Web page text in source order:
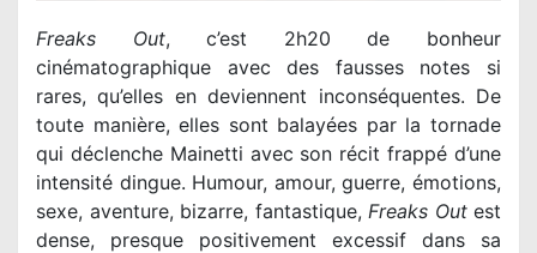
Freaks Out, c’est 2h20 de bonheur
cinématographique avec des fausses notes si
rares, qu’elles en deviennent inconséquentes. De
toute manière, elles sont balayées par la tornade
qui déclenche Mainetti avec son récit frappé d’une
intensité dingue. Humour, amour, guerre, émotions,
sexe, aventure, bizarre, fantastique, Freaks Outest
dense, presque positivement excessif dans sa